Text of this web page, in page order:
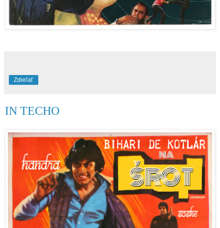
Zdieľať
IN TECHO